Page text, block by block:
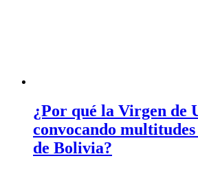
¿Por qué la Virgen de
convocando
de Bolivia?